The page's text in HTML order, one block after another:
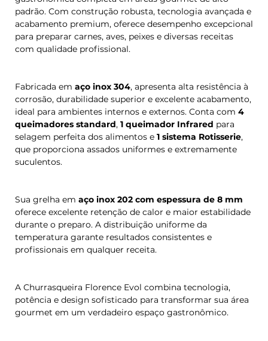
padrão. Com construção robusta, tecnologia avançada e
acabamento premium, oferece desempenho excepcional
para preparar carnes, aves, peixes e diversas receitas
com qualidade profissional.
Fabricada em aço inox 304, apresenta alta resistência à
corrosão, durabilidade superior e excelente acabamento,
ideal para ambientes internos e externos. Conta com 4
queimadores standard, 1 queimador Infrared para
selagem perfeita dos alimentos e 1 sistema Rotisserie,
que proporciona assados uniformes e extremamente
suculentos.
Sua grelha em aço inox 202 com espessura de 8 mm
oferece excelente retenção de calor e maior estabilidade
durante o preparo. A distribuição uniforme da
temperatura garante resultados consistentes e
profissionais em qualquer receita.
A Churrasqueira Florence Evol combina tecnologia,
potência e design sofisticado para transformar sua área
gourmet em um verdadeiro espaço gastronômico.